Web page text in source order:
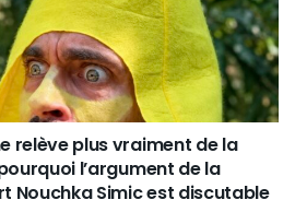
relève plus vraiment de la
l’argument de la
Nouchka Simic est discutable